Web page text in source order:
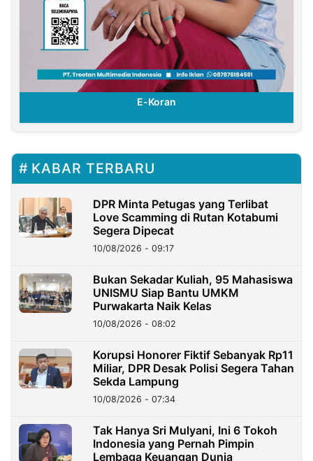
E-Koran
KABAR TERBARU
DPR Minta Petugas yang Terlibat
Love Scamming di Rutan Kotabumi
Segera Dipecat
10/08/2026 - 09:17
Bukan Sekadar Kuliah, 95 Mahasiswa
UNISMU Siap Bantu UMKM
Purwakarta Naik Kelas
10/08/2026 - 08:02
Korupsi Honorer Fiktif Sebanyak Rp11
Miliar, DPR Desak Polisi Segera Tahan
Sekda Lampung
10/08/2026 - 07:34
Tak Hanya Sri Mulyani, Ini 6 Tokoh
Indonesia yang Pernah Pimpin
Lembaga Keuangan Dunia